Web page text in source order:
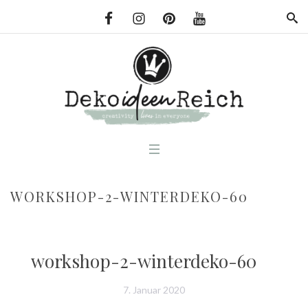
WORKSHOP-2-WINTERDEKO-60
workshop-2-winterdeko-60
7. Januar 2020